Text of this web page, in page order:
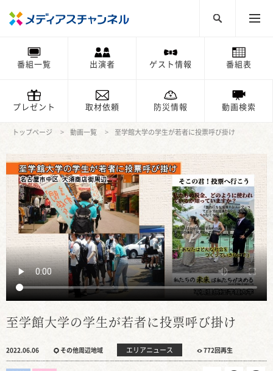
番組一覧 出演者 ゲスト情報 番組表
プレゼント 取材依頼 防災情報 動画検索
トップページ 動画一覧 至学館大学の学生が若者に投票呼び掛け
至学館大学の学生が若者に投票呼び掛け
2022.06.06 その他周辺地域 エリアニュース 772回再生